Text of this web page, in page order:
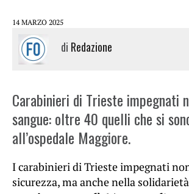
14 MARZO 2025
di Redazione
Carabinieri di Trieste impegnati
sangue: oltre 40 quelli che si
all’ospedale Maggiore.
I carabinieri di Trieste impegnati
sicurezza, ma anche nella